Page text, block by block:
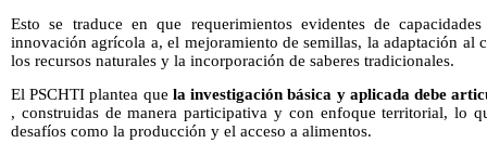
Esto se traduce en que requerimientos evidentes de
innovación agrícola a, el mejoramiento de semillas, la adaptación al
los recursos naturales y la incorporación de saberes tradicionales.
El PSCHTI plantea que la investigación básica y aplicada debe
, construidas de manera participativa y con enfoque territorial, lo
desafíos como la producción y el acceso a alimentos.